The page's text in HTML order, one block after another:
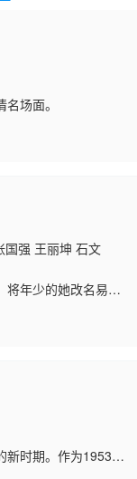
场面。
国强 王丽坤 石文
将年少的她改名易秦
秦腔之路屡遭波
新时期。作为1953年
但是毫无背景的他